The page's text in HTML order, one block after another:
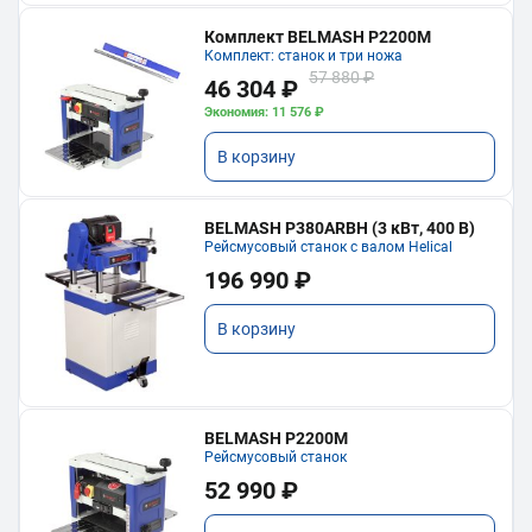
Комплект BELMASH P2200M
Комплект: станок и три ножа
46 304 ₽ 57 880 ₽
Экономия: 11 576 ₽
В корзину
BELMASH P380ARBH (3 кВт, 400 В)
Рейсмусовый станок с валом Helical
196 990 ₽
В корзину
BELMASH P2200M
Рейсмусовый станок
52 990 ₽